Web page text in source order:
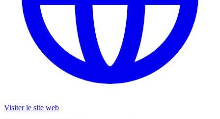
Visiter le site web